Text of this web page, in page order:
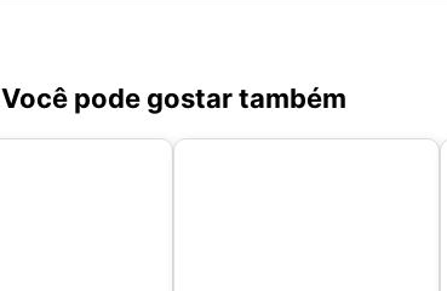
Você pode gostar também